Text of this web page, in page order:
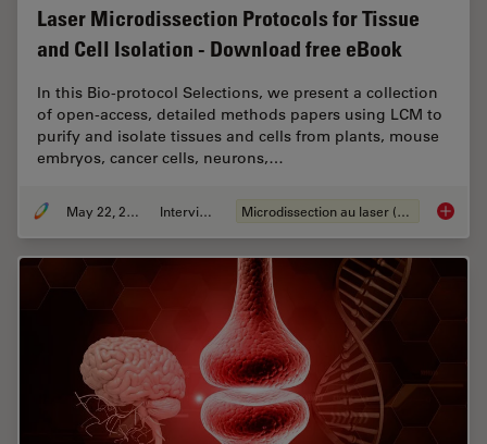
Laser Microdissection Protocols for Tissue
and Cell Isolation - Download free eBook
In this Bio-protocol Selections, we present a collection
of open-access, detailed methods papers using LCM to
purify and isolate tissues and cells from plants, mouse
embryos, cancer cells, neurons,…
May 22, 2024 Interviews Microdissection au laser (LMD) Laser